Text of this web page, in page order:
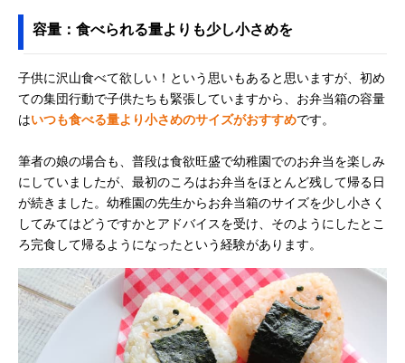
容量：食べられる量よりも少し小さめを
子供に沢山食べて欲しい！という思いもあると思いますが、初め
ての集団行動で子供たちも緊張していますから、お弁当箱の容量
はいつも食べる量より小さめのサイズがおすすめです。
筆者の娘の場合も、普段は食欲旺盛で幼稚園でのお弁当を楽しみ
にしていましたが、最初のころはお弁当をほとんど残して帰る日
が続きました。幼稚園の先生からお弁当箱のサイズを少し小さく
してみてはどうですかとアドバイスを受け、そのようにしたとこ
ろ完食して帰るようになったという経験があります。